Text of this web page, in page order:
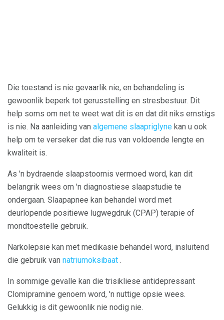
Die toestand is nie gevaarlik nie, en behandeling is
gewoonlik beperk tot gerusstelling en stresbestuur. Dit
help soms om net te weet wat dit is en dat dit niks ernstigs
is nie. Na aanleiding van algemene slaapriglyne kan u ook
help om te verseker dat die rus van voldoende lengte en
kwaliteit is.
As 'n bydraende slaapstoornis vermoed word, kan dit
belangrik wees om 'n diagnostiese slaapstudie te
ondergaan. Slaapapnee kan behandel word met
deurlopende positiewe lugwegdruk (CPAP) terapie of
mondtoestelle gebruik.
Narkolepsie kan met medikasie behandel word, insluitend
die gebruik van natriumoksibaat .
In sommige gevalle kan die trisikliese antidepressant
Clomipramine genoem word, 'n nuttige opsie wees.
Gelukkig is dit gewoonlik nie nodig nie.